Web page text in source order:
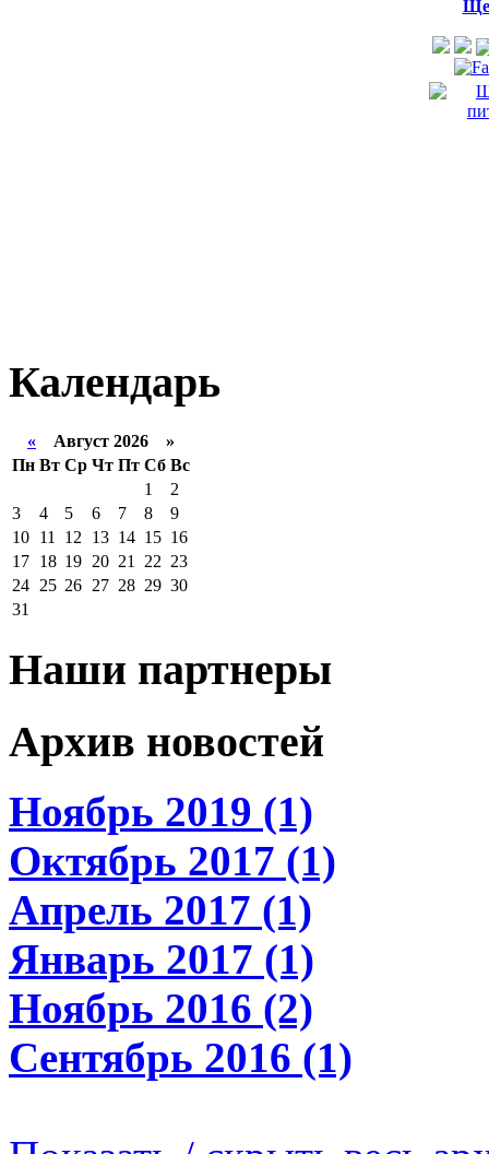
Календарь
« Август 2026 »
Пн Вт Ср Чт Пт Сб Вс
1
2
3
4 5 6 7 8
9
10 11 12 13 14 15 16
17 18 19 20 21 22 23
24 25 26 27 28 29 30
31
Наши партнеры
Архив новостей
Ноябрь 2019 (1)
Октябрь 2017 (1)
Апрель 2017 (1)
Январь 2017 (1)
Ноябрь 2016 (2)
Сентябрь 2016 (1)